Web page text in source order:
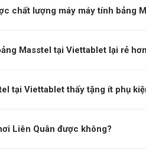
Việt Nam chất lượng cao ra
chất lượng máy máy tính bảng
Masstel tại Viettablet lại rẻ
tại Viettablet thấy tặng ít phụ
Liên Quân được không?